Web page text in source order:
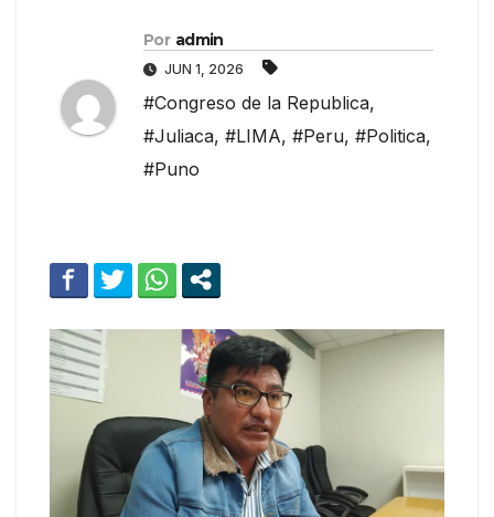
Por admin
JUN 1, 2026
#Congreso de la Republica,
#Juliaca, #LIMA, #Peru, #Politica,
#Puno